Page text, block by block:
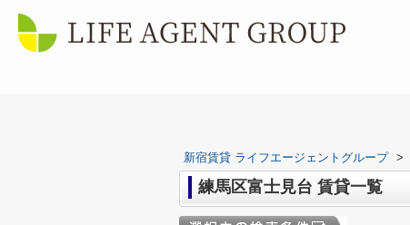
新宿賃貸 ライフエージェントグループ >
練馬区富士見台 賃貸一覧